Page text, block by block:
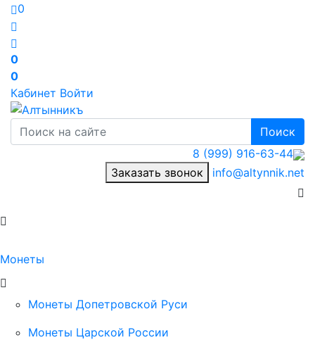
0
0
0
Кабинет Войти
Поиск
8 (999) 916-63-44
Заказать звонок
info@altynnik.net
Монеты
Монеты Допетровской Руси
Монеты Царской России